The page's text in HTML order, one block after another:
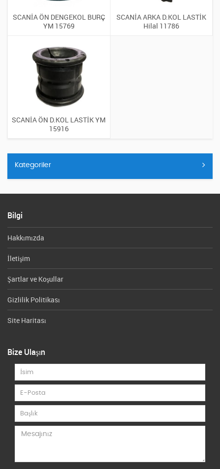
SCANİA ÖN DENGEKOL BURÇ
YM 15769
SCANİA ARKA D.KOL LASTİK
Hilal 11786
SCANİA ÖN D.KOL LASTİK YM
15916
Kategoriler
Bilgi
Hakkımızda
İletişim
Şartlar ve Koşullar
Gizlilik Politikası
Site Haritası
Bize Ulaşın